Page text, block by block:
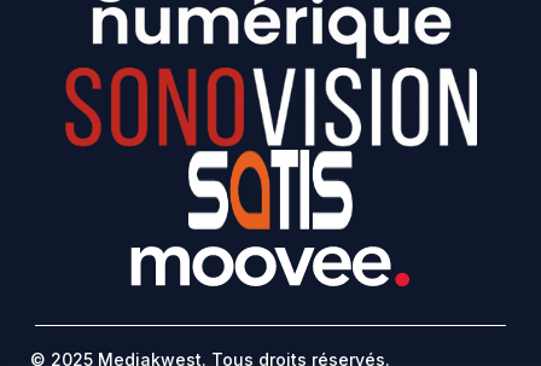
© 2025 Mediakwest. Tous droits réservés.